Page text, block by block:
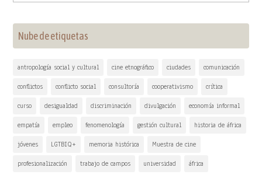
Nube de etiquetas
antropología social y cultural cine etnográfico ciudades comunicación
conflictos conflicto social consultoría cooperativismo crítica
curso desigualdad discriminación divulgación economía informal
empatía empleo fenomenología gestión cultural historia de áfrica
jóvenes LGTBIQ+ memoria histórica Muestra de cine
profesionalización trabajo de campos universidad áfrica